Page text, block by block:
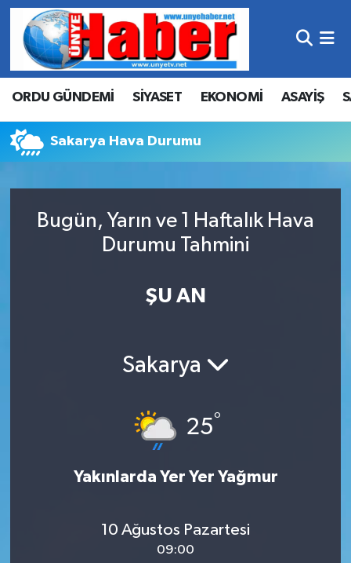
ORDU GÜNDEMİ SİYASET EKONOMİ ASAYİŞ
Sakarya Hava Durumu
Bugün, Yarın ve 1 Haftalık Hava
Durumu Tahmini
ŞU AN
Sakarya
25°
Yakınlarda Yer Yer Yağmur
10 Ağustos Pazartesi
09:00
Hava Durumu
Trafik Durumu
Süper Lig Puan Durumu ve Fikstür
Son Dakika Haberleri